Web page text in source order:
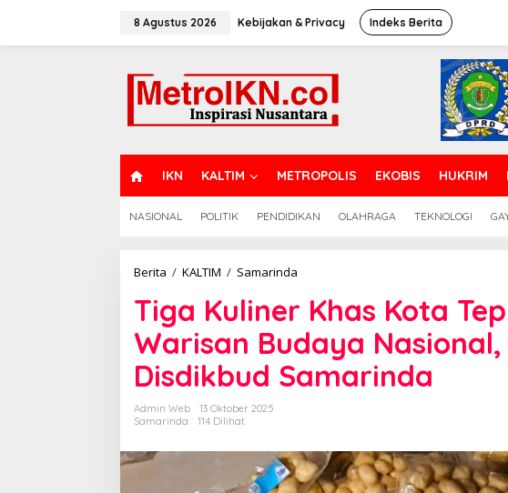
8 Agustus 2026 Kebijakan & Privacy Indeks Berita
O
M
IKN KALTIM METROPOLIS EKOBIS HUKRIM
NASIONAL POLITIK PENDIDIKAN OLAHRAGA TEKNOLOGI
Berita / KALTIM / Samarinda
Khas
Kota
Tepian
Diusulkan
Jadi
Warisan
Langkah
Disdikbud
Samarinda
Tiga Kuliner Khas Kota
Warisan Budaya
Disdikbud Samarinda
Admin Web
13 Oktober 2025
Samarinda
114 Dilihat